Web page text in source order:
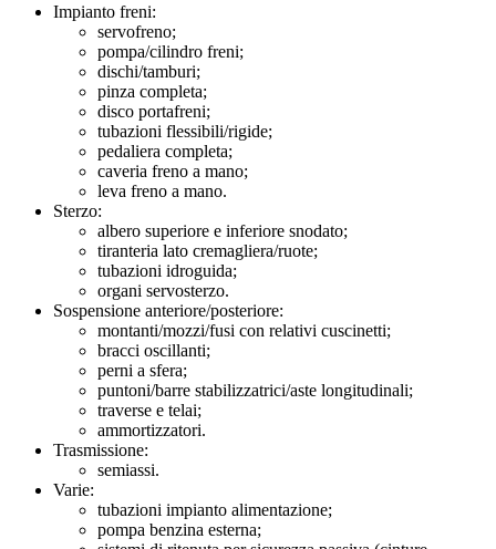
Impianto freni:
servofreno;
pompa/cilindro freni;
dischi/tamburi;
pinza completa;
disco portafreni;
tubazioni flessibili/rigide;
pedaliera completa;
caveria freno a mano;
leva freno a mano.
Sterzo:
albero superiore e inferiore snodato;
tiranteria lato cremagliera/ruote;
tubazioni idroguida;
organi servosterzo.
Sospensione anteriore/posteriore:
montanti/mozzi/fusi con relativi cuscinetti;
bracci oscillanti;
perni a sfera;
puntoni/barre stabilizzatrici/aste longitudinali;
traverse e telai;
ammortizzatori.
Trasmissione:
semiassi.
Varie:
tubazioni impianto alimentazione;
pompa benzina esterna;